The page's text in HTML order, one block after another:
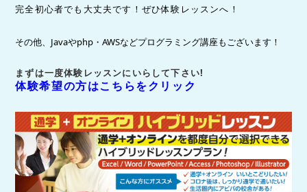
完全初心者でも大丈夫です！ぜひ体験レッスンへ！
その他、Javaやphp・AWSなどプログラミング講座もございます！
まずは一度体験レッスンにいらして下さい!
体験希望の方はこちらをクリック